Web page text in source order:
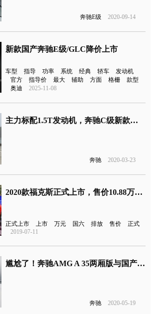
奔驰E级 2020-09-14
新款国产奔驰E级/GLC降价上市
车型 指导 功率 系统 经典 轿车
发动机
官方
指导价 最大 辅助 方面 格栅
款型
奥迪
2025-11-08
主力标配1.5T发动机，奔驰C级新款上市
奔驰 2020-03-23
2020款福克斯正式上市，售价10.88万元起，满足国六排放
正式上市 上市 万元 国六 排放 售价
正式
2019-07-11
尴尬了！奔驰AMG A 35两厢版与国产三厢版售价基本一样
奔驰 2020-05-19